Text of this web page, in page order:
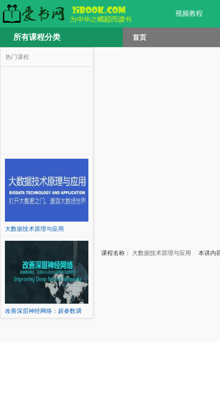
视频教程
所有课程分类 首页
热门课程
大数据技术原理与应用
改善深层神经网络：超参数调
课程名称： 大数据技术原理与应用 本讲内容